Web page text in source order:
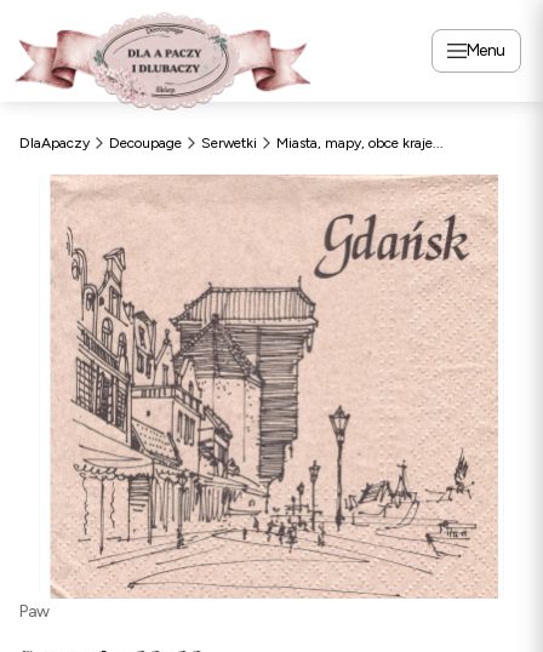
Menu
DlaApaczy Decoupage Serwetki Miasta, mapy, obce kraje...
Paw